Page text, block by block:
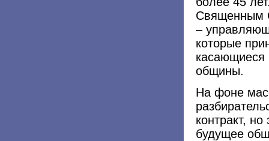
Священным
–
которые
касающиеся
общины.
На фоне
контракт,
будущее